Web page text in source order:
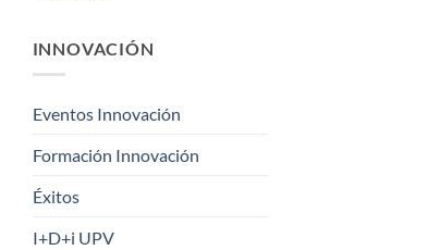
INNOVACIÓN
Eventos Innovación
Formación Innovación
Éxitos
I+D+i UPV